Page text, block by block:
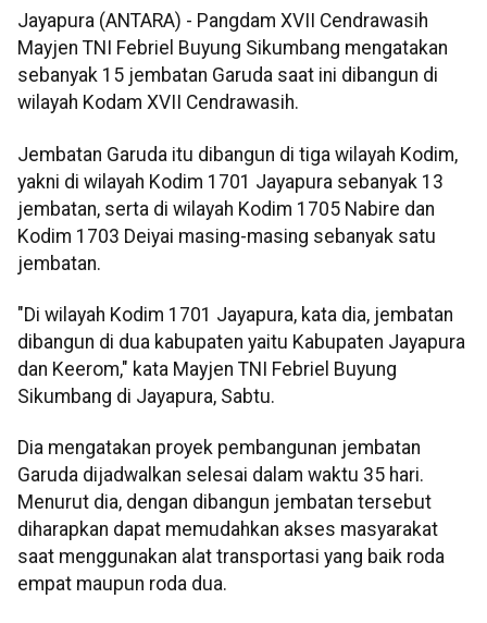
Jayapura (ANTARA) - Pangdam XVII Cendrawasih
Mayjen TNI Febriel Buyung Sikumbang mengatakan
sebanyak 15 jembatan Garuda saat ini dibangun di
wilayah Kodam XVII Cendrawasih.
Jembatan Garuda itu dibangun di tiga wilayah Kodim,
yakni di wilayah Kodim 1701 Jayapura sebanyak 13
jembatan, serta di wilayah Kodim 1705 Nabire dan
Kodim 1703 Deiyai masing-masing sebanyak satu
jembatan.
"Di wilayah Kodim 1701 Jayapura, kata dia, jembatan
dibangun di dua kabupaten yaitu Kabupaten Jayapura
dan Keerom," kata Mayjen TNI Febriel Buyung
Sikumbang di Jayapura, Sabtu.
Dia mengatakan proyek pembangunan jembatan
Garuda dijadwalkan selesai dalam waktu 35 hari.
Menurut dia, dengan dibangun jembatan tersebut
diharapkan dapat memudahkan akses masyarakat
saat menggunakan alat transportasi yang baik roda
empat maupun roda dua.